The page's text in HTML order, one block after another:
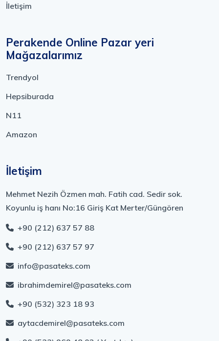
İletişim
Perakende Online Pazar yeri
Mağazalarımız
Trendyol
Hepsiburada
N11
Amazon
İletişim
Mehmet Nezih Özmen mah. Fatih cad. Sedir sok.
Koyunlu iş hanı No:16 Giriş Kat Merter/Güngören
+90 (212) 637 57 88
+90 (212) 637 57 97
info@pasateks.com
ibrahimdemirel@pasateks.com
+90 (532) 323 18 93
aytacdemirel@pasateks.com